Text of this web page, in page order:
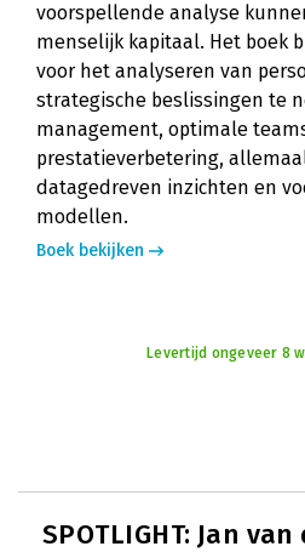
voorspellende analyse
menselijk kapitaal. Het boek
voor het analyseren van
strategische beslissingen te
management, optimale
prestatieverbetering,
datagedreven inzichten en
modellen.
Boek bekijken
Levertijd ongeveer 8
SPOTLIGHT: Jan